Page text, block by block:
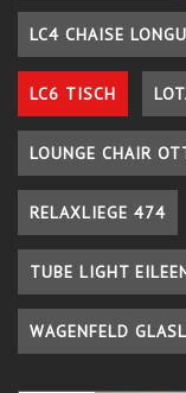
LC4 CHAISE
LC6 TISCH
LOUNGE CHAIR
RELAXLIEGE 474
TUBE LIGHT
WAGENFELD